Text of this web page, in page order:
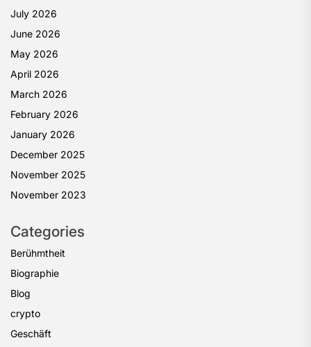
July 2026
June 2026
May 2026
April 2026
March 2026
February 2026
January 2026
December 2025
November 2025
November 2023
Categories
Berühmtheit
Biographie
Blog
crypto
Geschäft